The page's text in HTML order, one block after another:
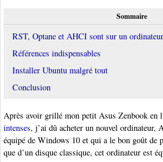
Sommaire
RST, Optane et AHCI sont sur un ordinateur
Références indispensables
Installer Ubuntu malgré tout
Conclusion
Après avoir grillé mon petit Asus Zenbook en
intenses, j’ai dû acheter un nouvel ordinateur,
équipé de Windows 10 et qui a le bon goût de
que d’un disque classique, cet ordinateur est